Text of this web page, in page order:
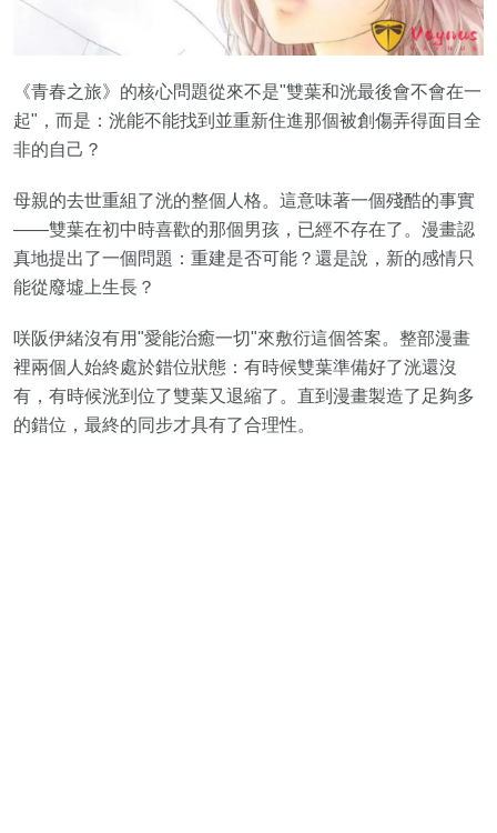
《青春之旅》的核心問題從來不是"雙葉和洸最後會不會在一
起"，而是：洸能不能找到並重新住進那個被創傷弄得面目全
非的自己？
母親的去世重組了洸的整個人格。這意味著一個殘酷的事實
——雙葉在初中時喜歡的那個男孩，已經不存在了。漫畫認
真地提出了一個問題：重建是否可能？還是說，新的感情只
能從廢墟上生長？
咲阪伊緒沒有用"愛能治癒一切"來敷衍這個答案。整部漫畫
裡兩個人始終處於錯位狀態：有時候雙葉準備好了洸還沒
有，有時候洸到位了雙葉又退縮了。直到漫畫製造了足夠多
的錯位，最終的同步才具有了合理性。